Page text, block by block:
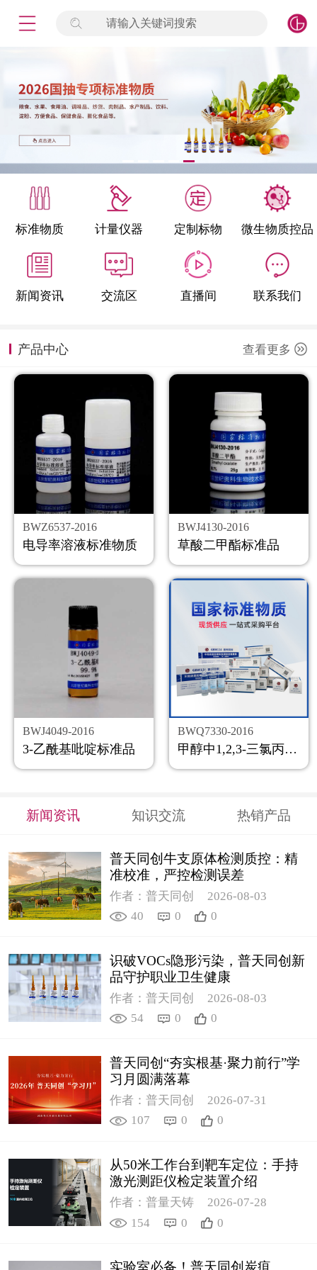
请输入关键词搜索
标准物质 计量仪器 定制标物 微生物质控品
新闻资讯 交流区 直播间 联系我们
产品中心 查看更多
BWZ6537-2016
电导率溶液标准物质
BWJ4130-2016
草酸二甲酯标准品
BWJ4049-2016
3-乙酰基吡啶标准品
BWQ7330-2016
甲醇中1,2,3-三氯丙烷溶液标准物质
新闻资讯 知识交流 热销产品
普天同创牛支原体检测质控：精
准校准，严控检测误差
作者：普天同创
2026-08-03
40
0 0
识破VOCs隐形污染，普天同创新
品守护职业卫生健康
作者：普天同创
2026-08-03
54
0 0
普天同创“夯实根基·聚力前行”学
习月圆满落幕
作者：普天同创
2026-07-31
107
0 0
从50米工作台到靶车定位：手持
激光测距仪检定装置介绍
作者：普量天铸
2026-07-28
154
0 0
标准物质
产品专项
微生物检测/质控品
定制标物
定制仪器
新闻资讯
公司主页
购物车
会员中心
联系我们
返回主页